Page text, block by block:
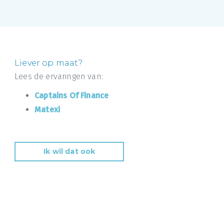
Liever op maat?
Lees de ervaringen van:
Captains Of Finance
Matexi
Ik wil dat ook